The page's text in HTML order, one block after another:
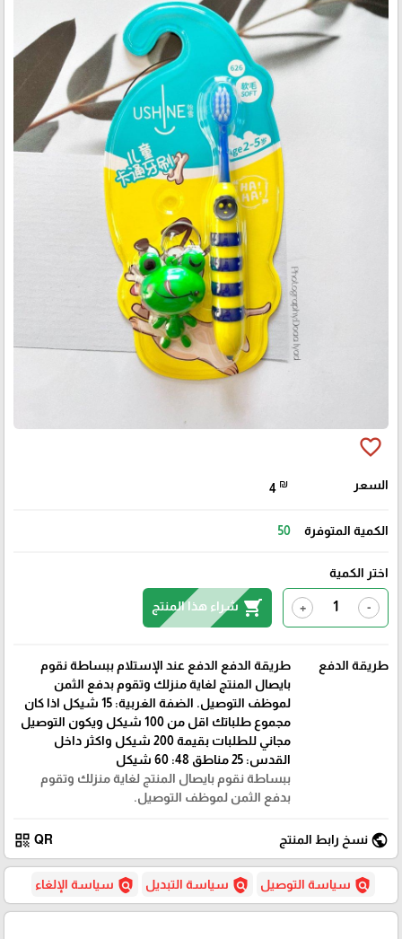
favorite_border
السعر 4 ₪
الكمية المتوفرة 50
اختر الكمية
-
+
shopping_cart شراء هذا المنتج
طريقة الدفع
طريقة الدفع الدفع عند الإستلام ببساطة نقوم
بايصال المنتج لغاية منزلك وتقوم بدفع الثمن
لموظف التوصيل. الضفة الغربية: 15 شيكل اذا كان
مجموع طلباتك اقل من 100 شيكل ويكون التوصيل
مجاني للطلبات بقيمة 200 شيكل واكثر داخل
القدس: 25 مناطق 48: 60 شيكل
ببساطة نقوم بايصال المنتج لغاية منزلك وتقوم
بدفع الثمن لموظف التوصيل.
public نسخ رابط المنتج QR
qr_code
policy سياسة التوصيل policy سياسة التبديل policy سياسة الإلغاء